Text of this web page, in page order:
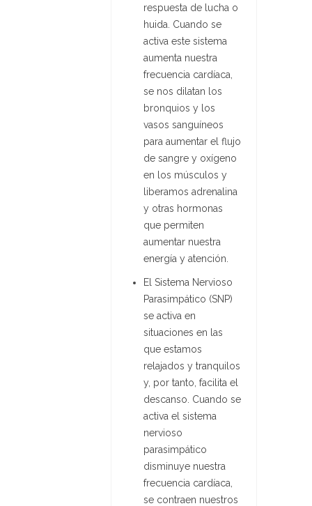
respuesta de lucha o
huida. Cuando se
activa este sistema
aumenta nuestra
frecuencia cardíaca,
se nos dilatan los
bronquios y los
vasos sanguíneos
para aumentar el flujo
de sangre y oxígeno
en los músculos y
liberamos adrenalina
y otras hormonas
que permiten
aumentar nuestra
energía y atención.
El Sistema Nervioso
Parasimpático (SNP)
se activa en
situaciones en las
que estamos
relajados y tranquilos
y, por tanto, facilita el
descanso. Cuando se
activa el sistema
nervioso
parasimpático
disminuye nuestra
frecuencia cardíaca,
se contraen nuestros